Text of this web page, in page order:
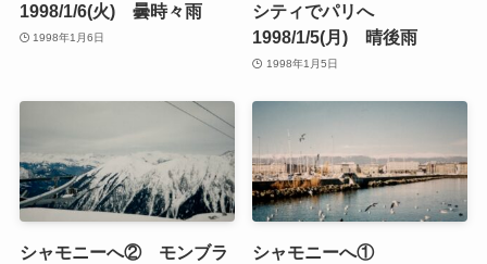
1998/1/6(火) 曇時々雨
1998年1月6日
シティでパリへ
1998/1/5(月) 晴後雨
1998年1月5日
シャモニーへ② モンブラ
シャモニーへ①